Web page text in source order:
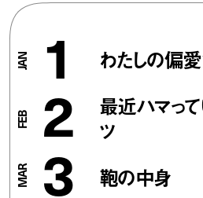
1 わたしの偏
2
最近ハマっ
ツ
3 鞄の中身